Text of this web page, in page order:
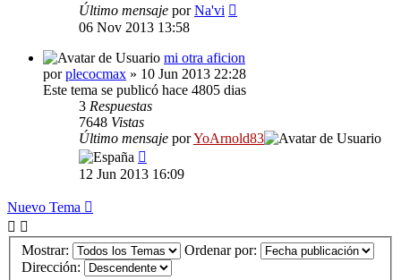
Último mensaje porNa'vi
06 Nov 2013 13:58
mi otra aficion
porplecocmax » 10 Jun 2013 22:28
Este tema se publicó hace 4805 dias
3 Respuestas
7648 Vistas
Último mensaje porYoArnold83
12 Jun 2013 16:09
Nuevo Tema
Mostrar:
Ordenar por:
Dirección: